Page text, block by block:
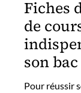
Fiches
de
son
Pour réussir